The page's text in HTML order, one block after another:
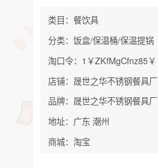
类目：餐饮具
分类：饭盒/保温桶/保温提锅
淘口令：1￥ZKfMgCfnz85￥
店铺：晟世之华不锈钢餐具厂
品牌：晟世之华不锈钢餐具厂
地址：广东 潮州
商城：淘宝